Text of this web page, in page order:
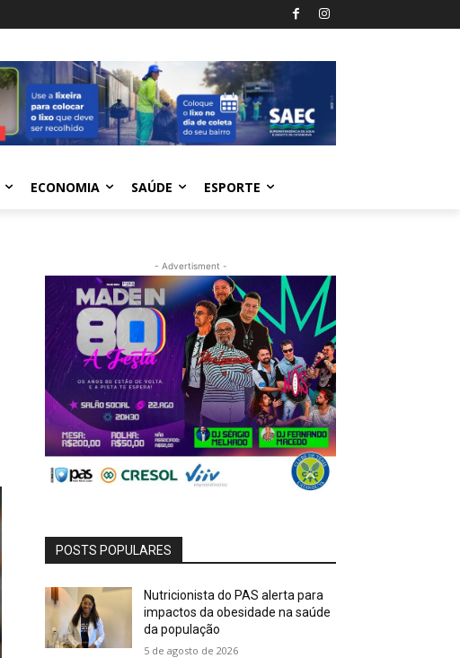
ECONOMIA SAÚDE ESPORTE
- Advertisment -
POSTS POPULARES
Nutricionista do PAS alerta para
impactos da obesidade na saúde
da população
5 de agosto de 2026